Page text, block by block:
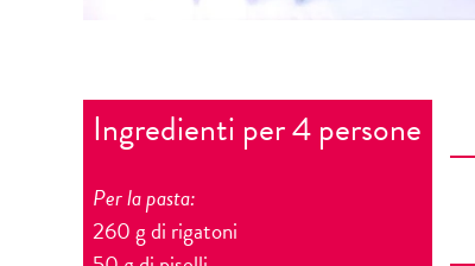
Ingredienti per 4 persone
Per la pasta:
260 g di rigatoni